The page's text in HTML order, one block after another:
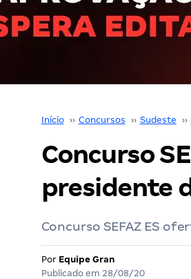
Início ›› Concursos ›› Sudeste ››
Concurso
presidente
Concurso SEFAZ ES
Por Equipe Gran
Publicado em 28/08/20